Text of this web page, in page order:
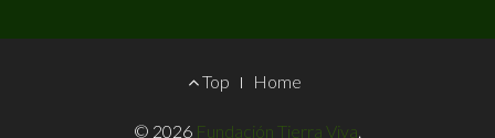
Top Home
© 2026 Fundación Tierra Viva